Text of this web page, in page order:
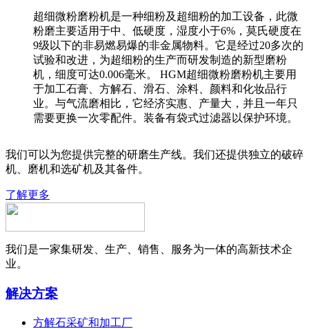
超细微粉磨粉机是一种细粉及超细粉的加工设备，此微
粉磨主要适用于中、低硬度，湿度小于6%，莫氏硬度在
9级以下的非易燃易爆的非金属物料。它是经过20多次的
试验和改进，为超细粉的生产而研发制造的新型磨粉
机，细度可达0.006毫米。 HGM超细微粉磨粉机主要用
于加工石膏、方解石、滑石、涂料、颜料和化妆品行
业。与气流磨相比，它经济实惠、产量大，并且一年只
需要更换一次零配件。装备有袋式过滤器以保护环境。
我们可以为您提供完整的研磨生产线。我们还提供独立的破碎
机、磨机和选矿机及其备件。
了解更多
我们是一家集研发、生产、销售、服务为一体的高新技术企
业。
解决方案
方解石采矿和加工厂